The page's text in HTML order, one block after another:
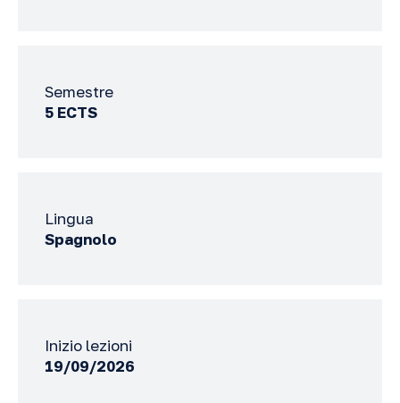
Semestre
5 ECTS
Lingua
Spagnolo
Inizio lezioni
19/09/2026